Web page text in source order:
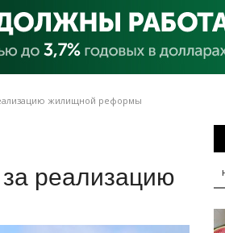
жилищной реформы
реализацию